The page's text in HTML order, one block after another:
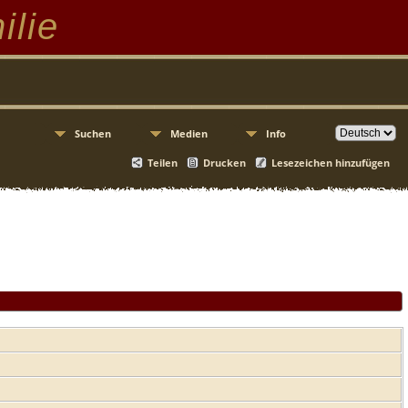
Suchen Medien Info
Teilen Drucken Lesezeichen hinzufügen